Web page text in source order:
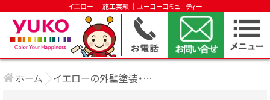
イエロー │ 施工実績 │ユーコーコミュニティー
ホーム イエローの外壁塗装・屋根塗装